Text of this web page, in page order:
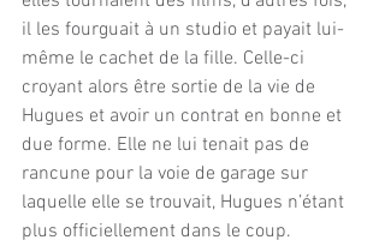
il les fourguait à un studio et payait lui-
même le cachet de la fille. Celle-ci
croyant alors être sortie de la vie de
Hugues et avoir un contrat en bonne et
due forme. Elle ne lui tenait pas de
rancune pour la voie de garage sur
laquelle elle se trouvait, Hugues n’étant
plus officiellement dans le coup.